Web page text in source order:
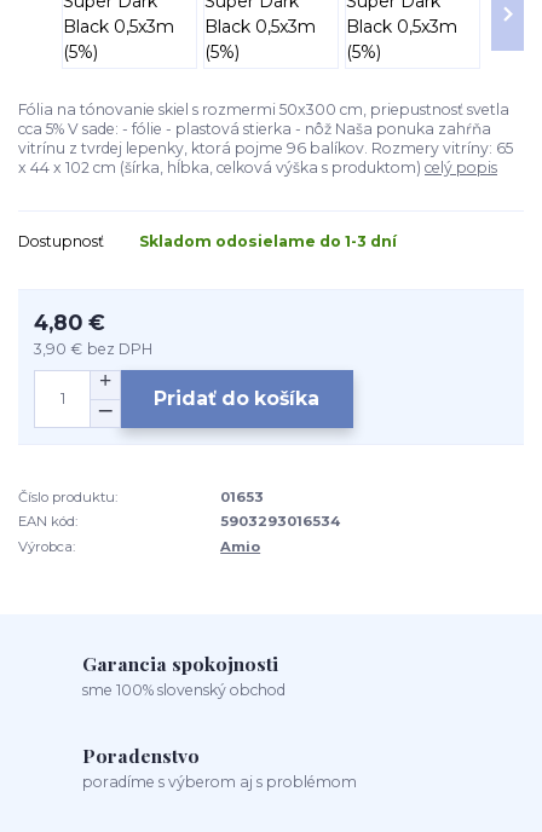
Fólia na tónovanie skiel s rozmermi 50x300 cm, priepustnosť svetla
cca 5% V sade: - fólie - plastová stierka - nôž Naša ponuka zahŕňa
vitrínu z tvrdej lepenky, ktorá pojme 96 balíkov. Rozmery vitríny: 65
x 44 x 102 cm (šírka, hĺbka, celková výška s produktom) celý popis
Dostupnosť Skladom odosielame do 1-3 dní
4,80 €
3,90 € bez DPH
Pridať do košíka
Číslo produktu:
01653
EAN kód:
5903293016534
Výrobca:
Amio
Garancia spokojnosti
sme 100% slovenský obchod
Poradenstvo
poradíme s výberom aj s problémom